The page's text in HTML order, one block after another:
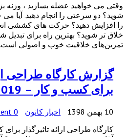
وقتی می خواهید عضله بسازید ، وزنه
شوید؟ دو سرعتی را انجام دهید. آیا
را افزایش دهید؟ حرکت های کششی
خلاق تر شوید؟ بهترین راه برای تبدیل
تمرین‌های خلاقیت خوب و اصولی
گزارش کارگاه طراحی
برای کسب و کار – GEW2019
10 بهمن 1398 اخبار کانون
0 Comment
کارگاه طراحی ارائه تاثیرگذار